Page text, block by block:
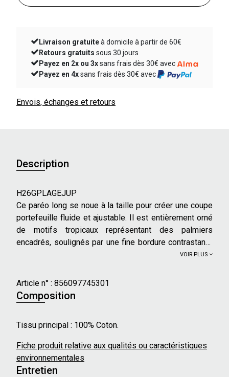
Livraison gratuite
à domicile à partir de 60€
Retours gratuits
sous 30 jours
Payez en 2x ou 3x
sans frais dès 30€ avec
Payez en 4x
sans frais dès 30€ avec
Envois, échanges et retours
Description
H26GPLAGEJUP
Ce paréo long se noue à la taille pour créer une coupe
portefeuille fluide et ajustable. Il est entièrement orné
de motifs tropicaux représentant des palmiers
encadrés, soulignés par une fine bordure contrastante
Caractéristiques principales :
- Dimensions : Longueur : 95 cm - Largeur : 155 cm
- Motifs : Palmiers
Notre mannequin mesure 171 cm.
VOIR PLUS
Article n° : 856097745301
Composition
Tissu principal : 100% Coton.
Fiche produit relative aux qualités ou caractéristiques
environnementales
Entretien